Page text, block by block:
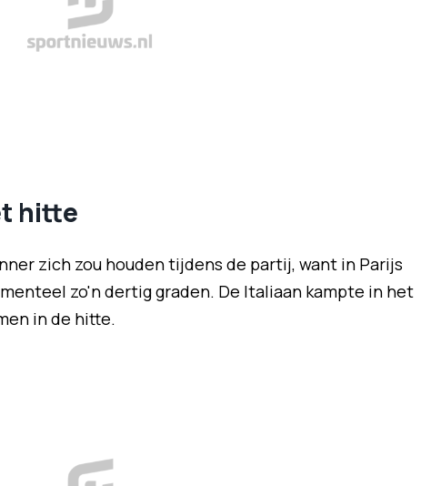
hitte
zich zou houden tijdens de partij, want in Parijs
zo'n dertig graden. De Italiaan kampte in het
in de hitte.